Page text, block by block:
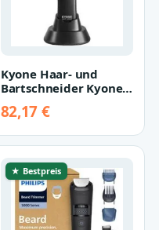
Kyone Haar- und
Bartschneider Kyone
360° Zero Trimmer
82,17 €
★ Bestpreis